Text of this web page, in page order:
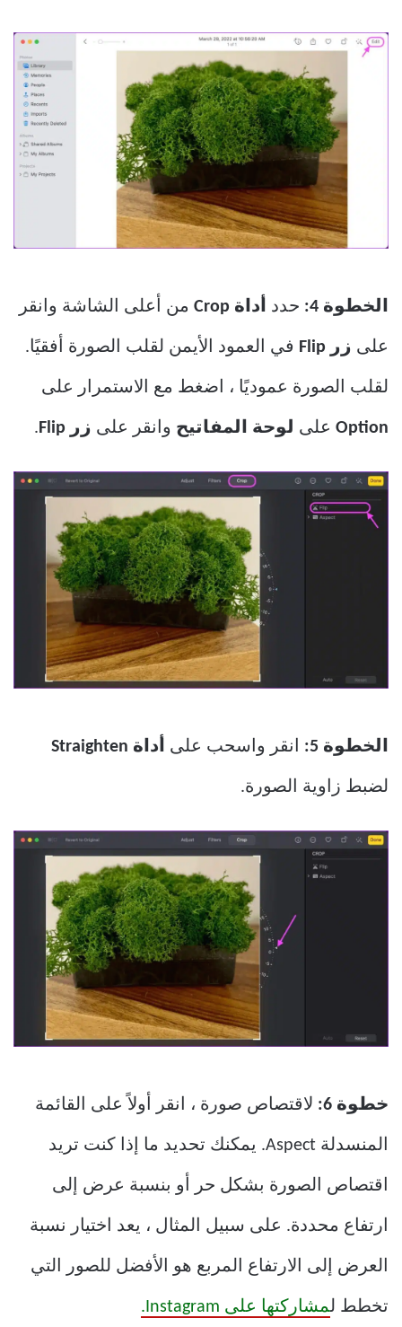
الخطوة 4: حدد أداة Crop من أعلى الشاشة وانقر
على زر Flip في العمود الأيمن لقلب الصورة أفقيًا.
لقلب الصورة عموديًا ، اضغط مع الاستمرار على
Option على لوحة المفاتيح وانقر على زر Flip .
الخطوة 5: انقر واسحب على أداة Straighten
لضبط زاوية الصورة.
خطوة 6: لاقتصاص صورة ، انقر أولاً على القائمة
المنسدلة Aspect. يمكنك تحديد ما إذا كنت تريد
اقتصاص الصورة بشكل حر أو بنسبة عرض إلى
ارتفاع محددة. على سبيل المثال ، يعد اختيار نسبة
العرض إلى الارتفاع المربع هو الأفضل للصور التي
تخطط لمشاركتها على Instagram.